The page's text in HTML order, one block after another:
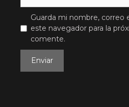
Guarda mi nombre, correo
este navegador para la
comente.